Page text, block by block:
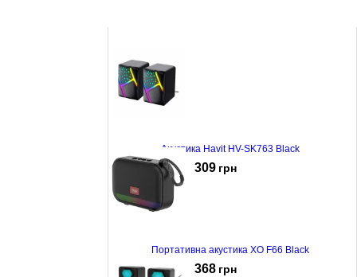
Акустика Havit HV-SK763 Black
309 грн
Портативна акустика XO F66 Black
368 грн